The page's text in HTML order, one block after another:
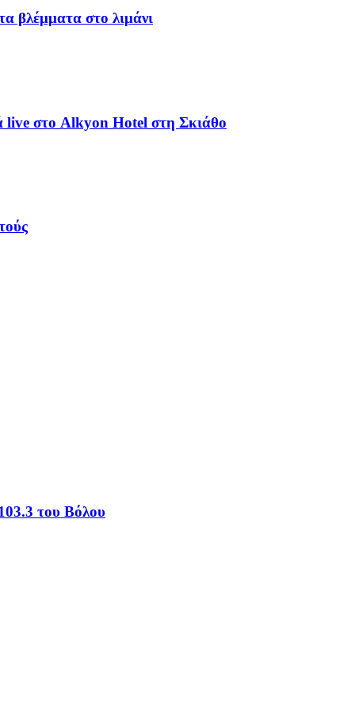
βλέμματα στο λιμάνι
live στο Alkyon Hotel στη Σκιάθο
του Βόλου